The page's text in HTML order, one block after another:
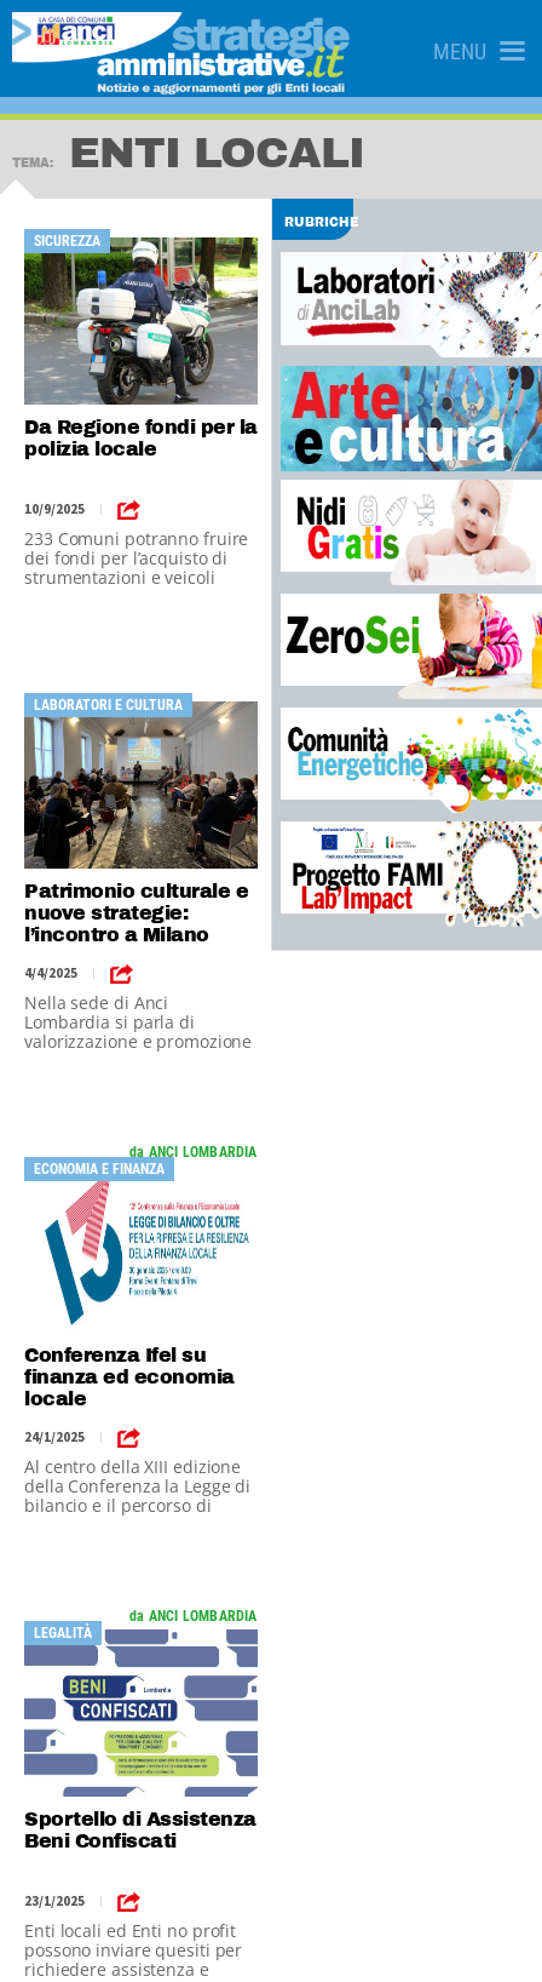
MENU
TEMA: ENTI LOCALI
SICUREZZA
Da Regione fondi per la
polizia locale
10/9/2025 |
233 Comuni potranno fruire
dei fondi per l’acquisto di
strumentazioni e veicoli
LABORATORI E CULTURA
Patrimonio culturale e
nuove strategie:
l’incontro a Milano
4/4/2025 |
Nella sede di Anci
Lombardia si parla di
valorizzazione e promozione
da ANCI LOMBARDIA
ECONOMIA E FINANZA
Conferenza Ifel su
finanza ed economia
locale
24/1/2025 |
Al centro della XIII edizione
della Conferenza la Legge di
bilancio e il percorso di
da ANCI LOMBARDIA
LEGALITÀ
Sportello di Assistenza
Beni Confiscati
23/1/2025 |
Enti locali ed Enti no profit
possono inviare quesiti per
richiedere assistenza e
RUBRICHE